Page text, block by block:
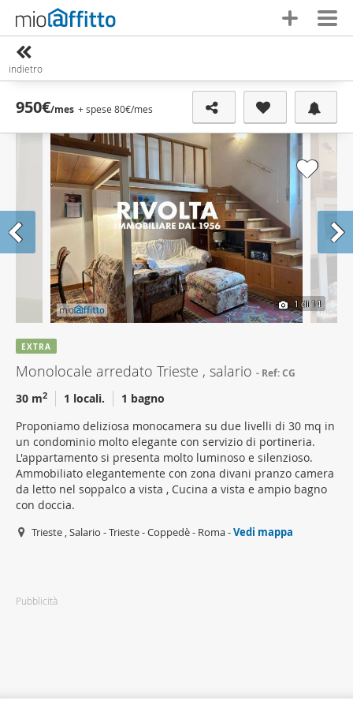
indietro
950€/mes + spese 80€/mes
1 di 14
Pubblicità
EXTRA
Monolocale arredato Trieste , salario Ref: CG
30 m2 1 locali.
1 bagno
Proponiamo deliziosa monocamera su due livelli di 30 mq in
un condominio molto elegante con servizio di portineria.
L'appartamento si presenta molto luminoso e silenzioso.
Ammobiliato elegantemente con zona divani pranzo camera
da letto nel soppalco a vista , Cucina a vista e ampio bagno
con doccia.
Trieste , Salario - Trieste - Coppedè - Roma -Vedi mappa